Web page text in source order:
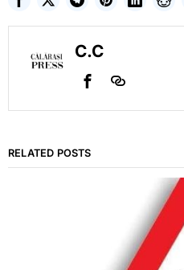
C.C
RELATED POSTS